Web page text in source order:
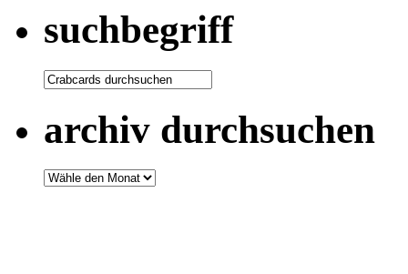
suchbegriff
archiv durchsuchen